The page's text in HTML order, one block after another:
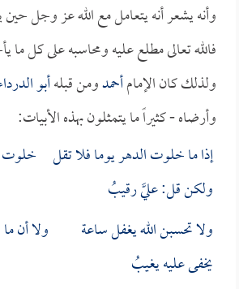
وأنه يشعر أنه يتعامل مع الله عز وجل
فالله تعالى مطلع عليه ومحاسبه على كل
ولذلك كان الإمامأحمدومن قبلهأبو
وأرضاه - كثيراً ما يتمثلون بهذه الأبيات:
إذا ما خلوت الدهر يوما فلا تقل خلوت
ولكن قل: عليَّ رقيبُ
ولا تحسبن الله يغفل ساعة ولا أن ما
يخفى عليه يغيبُ